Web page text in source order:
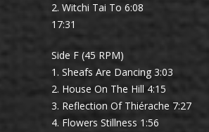
2. Witchi Tai To 6:08
17:31
Side F (45 RPM)
1. Sheafs Are Dancing 3:03
2. House On The Hill 4:15
3. Reflection Of Thiérache 7:27
4. Flowers Stillness 1:56